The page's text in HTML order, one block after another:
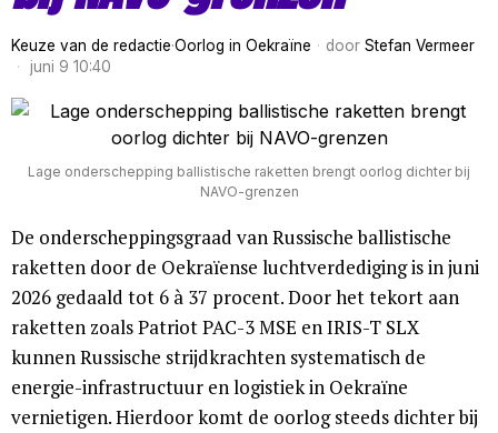
Keuze van de redactie·Oorlog in Oekraïne door Stefan Vermeer
juni 9 10:40
Lage onderschepping ballistische raketten brengt oorlog dichter bij
NAVO-grenzen
De onderscheppingsgraad van Russische ballistische
raketten door de Oekraïense luchtverdediging is in juni
2026 gedaald tot 6 à 37 procent. Door het tekort aan
raketten zoals Patriot PAC-3 MSE en IRIS-T SLX
kunnen Russische strijdkrachten systematisch de
energie-infrastructuur en logistiek in Oekraïne
vernietigen. Hierdoor komt de oorlog steeds dichter bij